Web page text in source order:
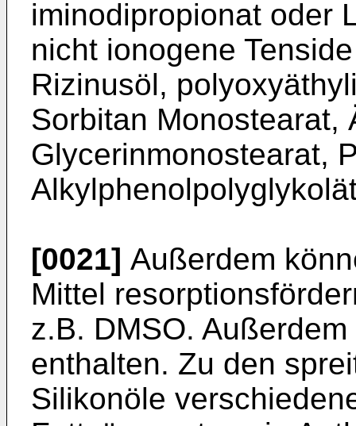
iminodipropionat oder
nicht ionogene
Rizi­nusöl,
Sorbitan Monostearat,
Glycerinmonostearat,
[0021] Außerdem
Mittel
z.B. DMSO.
enthalten. Zu den
Silikonöle